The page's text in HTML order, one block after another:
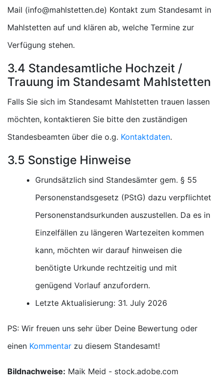
Mail (
) Kontakt zum Standesamt in
Mahlstetten auf und klären ab, welche Termine zur
Verfügung stehen.
3.4 Standesamtliche Hochzeit /
Trauung im Standesamt Mahlstetten
Falls Sie sich im Standesamt Mahlstetten trauen lassen
möchten, kontaktieren Sie bitte den zuständigen
Standesbeamten über die o.g. Kontaktdaten.
3.5 Sonstige Hinweise
Grundsätzlich sind Standesämter gem. § 55
Personenstandsgesetz (PStG) dazu verpflichtet
Personenstandsurkunden auszustellen. Da es in
Einzelfällen zu längeren Wartezeiten kommen
kann, möchten wir darauf hinweisen die
benötigte Urkunde rechtzeitig und mit
genügend Vorlauf anzufordern.
Letzte Aktualisierung: 31. July 2026
PS: Wir freuen uns sehr über Deine Bewertung oder
einen Kommentar zu diesem Standesamt!
Bildnachweise: Maik Meid - stock.adobe.com